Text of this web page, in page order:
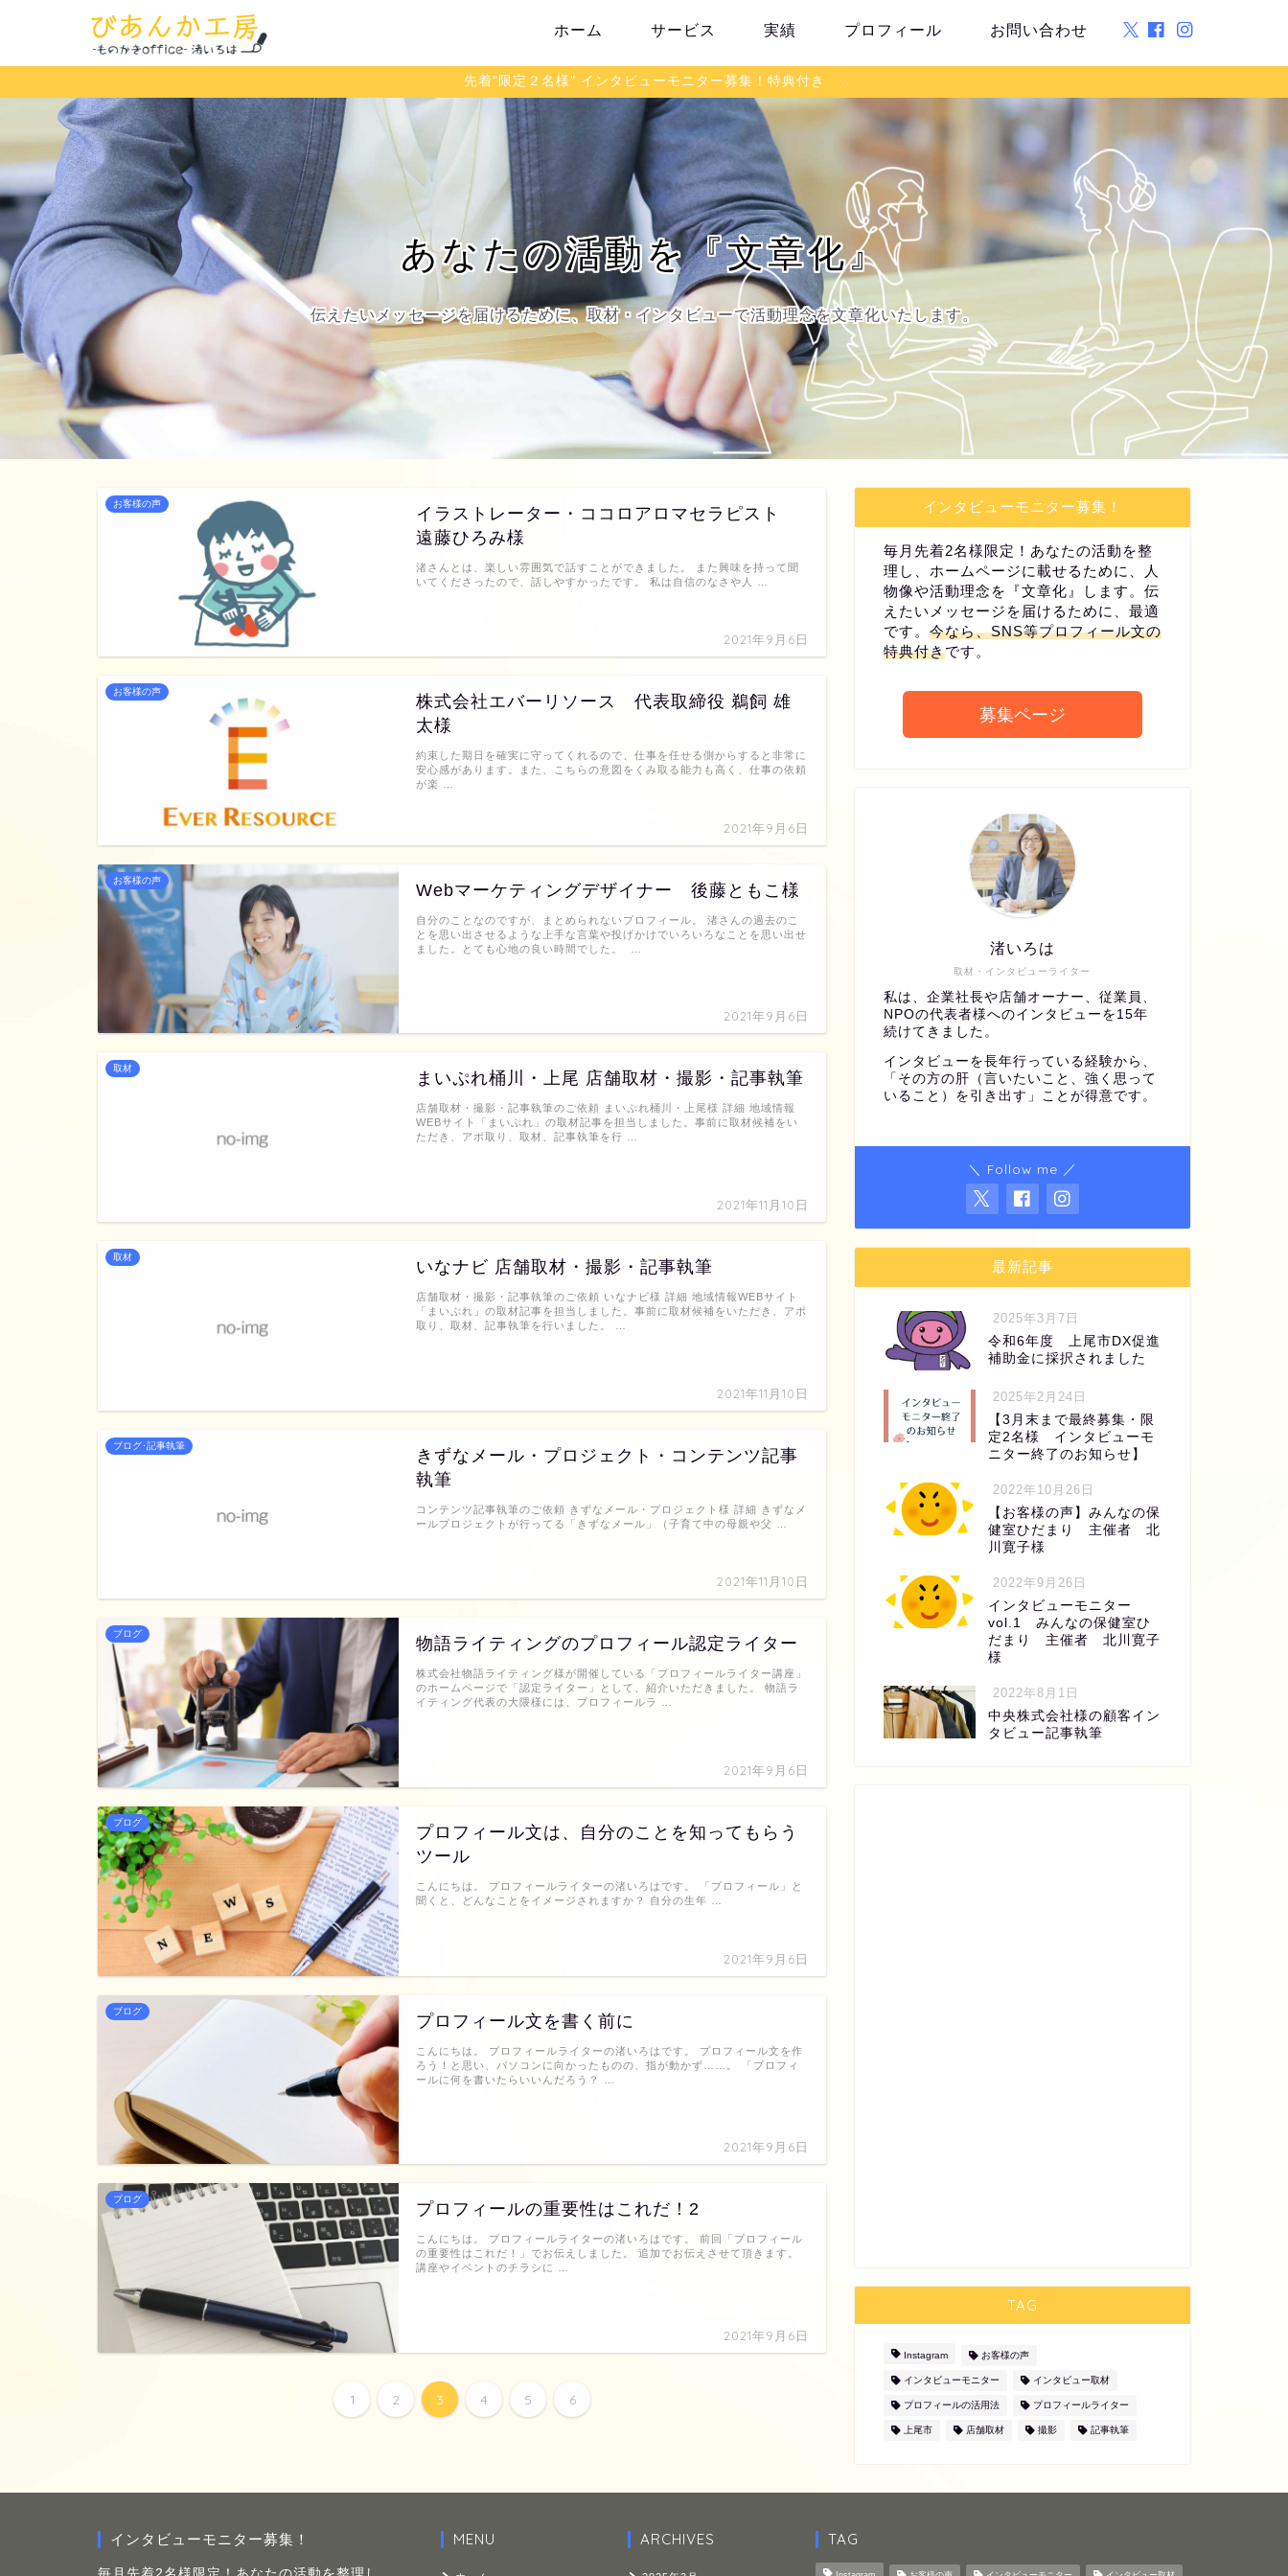
ホーム サービス 実績 プロフィール お問い合わせ
先着"限定２名様" インタビューモニター募集！特典付き
あなたの活動を『文章化』
伝えたいメッセージを届けるために、取材・インタビューで活動理念を文章化いたします。
お客様の声
イラストレーター・ココロアロマセラピスト
遠藤ひろみ様
2021年9月6日
渚さんとは、楽しい雰囲気で話すことができました。 また興味を持って聞
いてくださったので、話しやすかったです。 私は自信のなさや人 …
お客様の声
株式会社エバーリソース 代表取締役 鵜飼 雄
太様
2021年9月6日
約束した期日を確実に守ってくれるので、仕事を任せる側からすると非常に
安心感があります。また、こちらの意図をくみ取る能力も高く、仕事の依頼
が楽 …
お客様の声
Webマーケティングデザイナー 後藤ともこ様
2021年9月6日
自分のことなのですが、まとめられないプロフィール。 渚さんの過去のこ
とを思い出させるような上手な言葉や投げかけでいろいろなことを思い出せ
ました。とても心地の良い時間でした。 …
取材
まいぷれ桶川・上尾 店舗取材・撮影・記事執筆
2021年11月10日
店舗取材・撮影・記事執筆のご依頼 まいぷれ桶川・上尾様 詳細 地域情報
WEBサイト「まいぷれ」の取材記事を担当しました。事前に取材候補をい
ただき、アポ取り、取材、記事執筆を行 …
取材
いなナビ 店舗取材・撮影・記事執筆
2021年11月10日
店舗取材・撮影・記事執筆のご依頼 いなナビ様 詳細 地域情報WEBサイト
「まいぷれ」の取材記事を担当しました。事前に取材候補をいただき、アポ
取り、取材、記事執筆を行いました。 …
ブログ･記事執筆
きずなメール・プロジェクト・コンテンツ記事
執筆
2021年11月10日
コンテンツ記事執筆のご依頼 きずなメール・プロジェクト様 詳細 きずなメ
ールプロジェクトが行ってる「きずなメール」（子育て中の母親や父 …
ブログ
物語ライティングのプロフィール認定ライター
2021年9月6日
株式会社物語ライティング様が開催している「プロフィールライター講座」
のホームページで「認定ライター」として、紹介いただきました。 物語ラ
イティング代表の大隈様には、プロフィールラ …
ブログ
プロフィール文は、自分のことを知ってもらう
ツール
2021年9月6日
こんにちは。 プロフィールライターの渚いろはです。 「プロフィール」と
聞くと、どんなことをイメージされますか？ 自分の生年 …
ブログ
プロフィール文を書く前に
2021年9月6日
こんにちは。 プロフィールライターの渚いろはです。 プロフィール文を作
ろう！と思い、パソコンに向かったものの、指が動かず……。 「プロフィ
ールに何を書いたらいいんだろう？ …
ブログ
プロフィールの重要性はこれだ！2
2021年9月6日
こんにちは。 プロフィールライターの渚いろはです。 前回「プロフィール
の重要性はこれだ！」でお伝えしました。 追加でお伝えさせて頂きます。
講座やイベントのチラシに …
1 2 3 4 5 6
インタビューモニター募集！
毎月先着2名様限定！あなたの活動を整
理し、ホームページに載せるために、人
物像や活動理念を『文章化』します。伝
えたいメッセージを届けるために、最適
です。 今なら、SNS等プロフィール文の
特典付きです。
募集ページ
取材・インタビューライター
渚いろは
私は、企業社長や店舗オーナー、従業員、
NPOの代表者様へのインタビューを15年
続けてきました。
インタビューを長年行っている経験から、
「その方の肝（言いたいこと、強く思って
いること）を引き出す」ことが得意です。
＼ Follow me ／
最新記事
2025年3月7日
令和6年度 上尾市DX促進
補助金に採択されました
2025年2月24日
【3月末まで最終募集・限
定2名様 インタビューモ
ニター終了のお知らせ】
2022年10月26日
【お客様の声】みんなの保
健室ひだまり 主催者 北
川寛子様
2022年9月26日
インタビューモニター
vol.1 みんなの保健室ひ
だまり 主催者 北川寛子
様
2022年8月1日
中央株式会社様の顧客イン
タビュー記事執筆
TAG
Instagram お客様の声
インタビューモニター インタビュー取材
プロフィールの活用法 プロフィールライター
上尾市 店舗取材 撮影 記事執筆
インタビューモニター募集！ MENU ARCHIVES TAG